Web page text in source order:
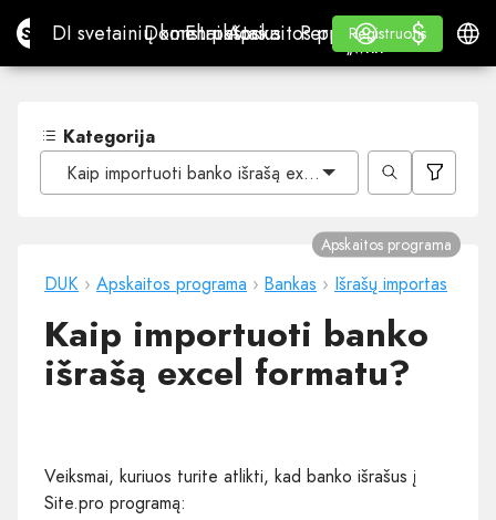
Site.proDI svetainių konstruktorius
DI svetainių konstruktorius
Domenai
DomenaiEl. paštas
El. paštasApskaitos programa
Apskaitos programa
Perpardavėjams
„WHITE LABEL“
Mokymasis
Mokymasis
Registruotis
Registruotis
Prisijungti
$
$
Kategorija
Kaip importuoti banko išrašą excel formatu?
DUK › Apskaitos programa › Bankas › Išrašų importas
Apskaitos programa
Kaip importuoti banko
išrašą excel formatu?
Veiksmai, kuriuos turite atlikti, kad banko išrašus į
Site.pro programą: